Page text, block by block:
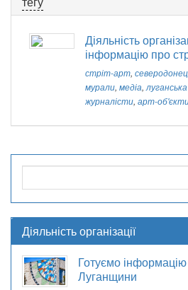
Діяльність
інформацію про
стріт-арт,
мурали, медіа,
журналісти, арт-
Діяльність організації
Готуємо інформацію
Луганщини